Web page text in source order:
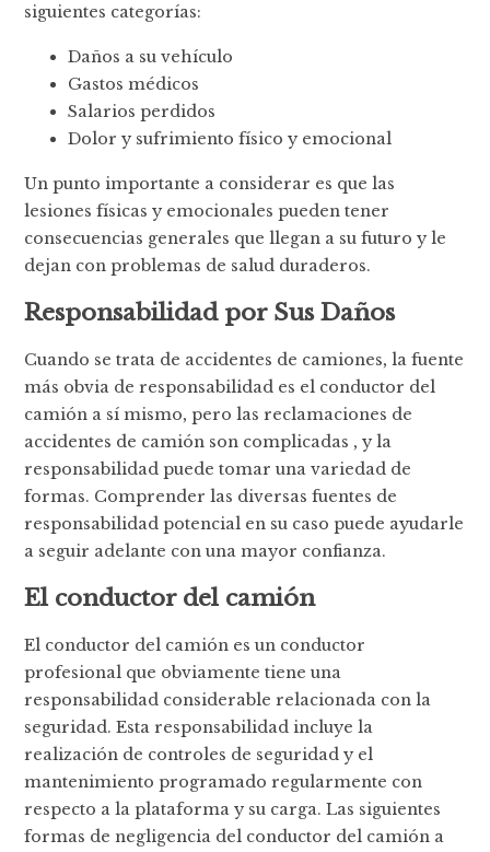
siguientes categorías:
Daños a su vehículo
Gastos médicos
Salarios perdidos
Dolor y sufrimiento físico y emocional
Un punto importante a considerar es que las
lesiones físicas y emocionales pueden tener
consecuencias generales que llegan a su futuro y le
dejan con problemas de salud duraderos.
Responsabilidad por Sus Daños
Cuando se trata de accidentes de camiones, la fuente
más obvia de responsabilidad es el conductor del
camión a sí mismo, pero las reclamaciones de
accidentes de camión son complicadas , y la
responsabilidad puede tomar una variedad de
formas. Comprender las diversas fuentes de
responsabilidad potencial en su caso puede ayudarle
a seguir adelante con una mayor confianza.
El conductor del camión
El conductor del camión es un conductor
profesional que obviamente tiene una
responsabilidad considerable relacionada con la
seguridad. Esta responsabilidad incluye la
realización de controles de seguridad y el
mantenimiento programado regularmente con
respecto a la plataforma y su carga. Las siguientes
formas de negligencia del conductor del camión a